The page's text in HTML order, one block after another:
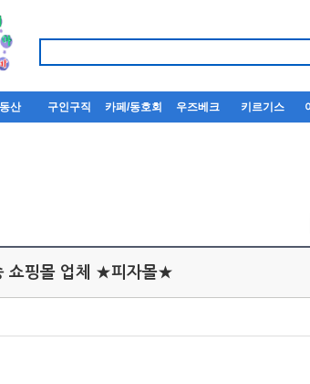
산 구인구직 카페/동호회 우즈베크 키르기스
쇼핑몰 업체 ★피자몰★